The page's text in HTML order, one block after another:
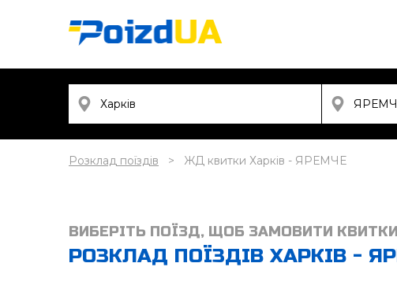
Розклад поїздів ЖД квитки Харків - ЯРЕМЧЕ
ВИБЕРІТЬ ПОЇЗД, ЩОБ ЗАМОВИТИ
РОЗКЛАД ПОЇЗДІВ ХАРКІВ -